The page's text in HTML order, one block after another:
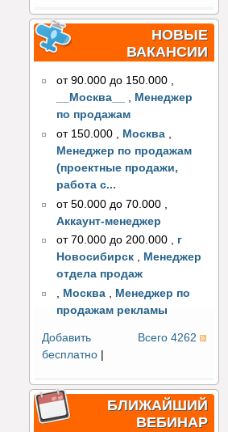
НОВЫЕ
ВАКАНСИИ
от 90.000 до 150.000 ,
__Москва__
, Менеджер
по продажам
от 150.000
Москва
Менеджер по продажам
(проектные продажи,
работа с...
от 50.000 до 70.000
Аккаунт-менеджер
от 70.000 до 200.000 , г
Новосибирск , Менеджер
отдела продаж
, Москва , Менеджер по
продажам рекламы
Всего 4262
Добавить
бесплатно
БЛИЖАЙШИЙ
ВЕБИНАР